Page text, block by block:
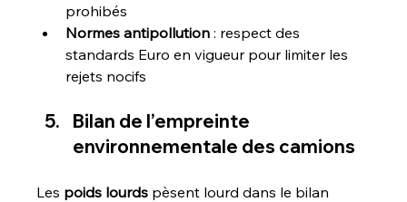
prohibés
Normes antipollution : respect des
standards Euro en vigueur pour limiter les
rejets nocifs
Bilan de l’empreinte
environnementale des camions
Les poids lourds pèsent lourd dans le bilan